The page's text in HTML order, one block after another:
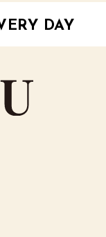
DAY